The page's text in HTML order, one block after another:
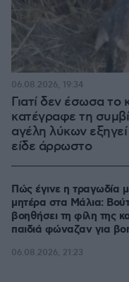
Γιατί δεν έσωσα το
κατέγραφε τη
αγέλη λύκων
είδε άρρωστο
06.08.2026, 19:34
Πώς έγινε η τραγωδία
μητέρα στα Μάλια:
βοηθήσει τη φίλη της
παιδιά φώναζαν για
06.08.2026, 21:23